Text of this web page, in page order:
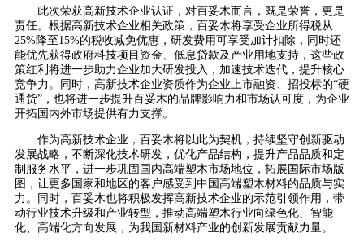
此次荣获高新技术企业认证，对百妥木而言，既是荣誉，更是
责任。根据高新技术企业相关政策，百妥木将享受企业所得税从
25%降至15%的税收减免优惠，研发费用可享受加计扣除，同时还
能优先获得政府科技项目资金、低息贷款及产业用地支持，这些政
策红利将进一步助力企业加大研发投入，加速技术迭代，提升核心
竞争力。同时，高新技术企业资质作为企业上市融资、招投标的“硬
通货”，也将进一步提升百妥木的品牌影响力和市场认可度，为企业
开拓国内外市场提供有力支撑。
作为高新技术企业，百妥木将以此为契机，持续坚守创新驱动
发展战略，不断深化技术研发，优化产品结构，提升产品品质和定
制服务水平，进一步巩固国内高端塑木市场地位，拓展国际市场版
图，让更多国家和地区的客户感受到中国高端塑木材料的品质与实
力。同时，百妥木也将积极发挥高新技术企业的示范引领作用，带
动行业技术升级和产业转型，推动高端塑木行业向绿色化、智能
化、高端化方向发展，为我国新材料产业的创新发展贡献力量。